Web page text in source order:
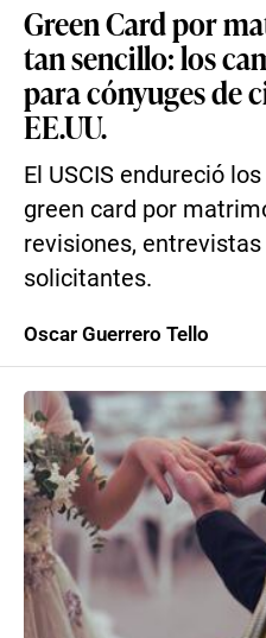
Green Card por
tan sencillo: los
para cónyuges de
EE.UU.
El USCIS endureció
green card por
revisiones,
solicitantes.
Oscar Guerrero Tello